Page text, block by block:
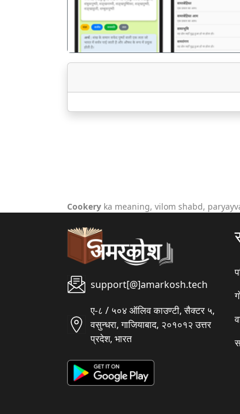
Cookery ka meaning, vilom shabd,
support[@]amarkosh.tech
ए-८ / ५०४ ऑलिव काउण्टी, सैक्टर ५,
वसुन्धरा, गाजियाबाद, २०१०१२ उत्तर
प्रदेश, भारत